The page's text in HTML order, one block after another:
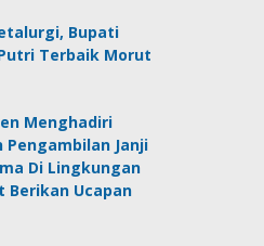
Bupati
Terbaik Morut
Menghadiri
Pengambilan Janji
Di Lingkungan
Berikan Ucapan